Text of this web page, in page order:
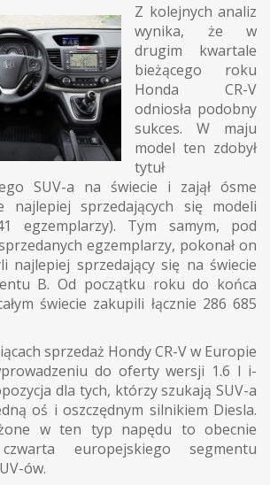
Z kolejnych analiz
wynika, że w
drugim kwartale
bieżącego roku
Honda CR-V
odniosła podobny
sukces. W maju
model ten zdobył
tytuł
SUV-a na świecie i zajął ósme
najlepiej sprzedających się modeli
egzemplarzy). Tym samym, pod
egzemplarzy, pokonał on
najlepiej sprzedający się na świecie
B. Od początku roku do końca
świecie zakupili łącznie 286 685
sprzedaż Hondy CR-V w Europie
do oferty wersji 1.6 l i-
dla tych, którzy szukają SUV-a
oś i oszczędnym silnikiem Diesla.
w ten typ napędu to obecnie
europejskiego segmentu
ów.